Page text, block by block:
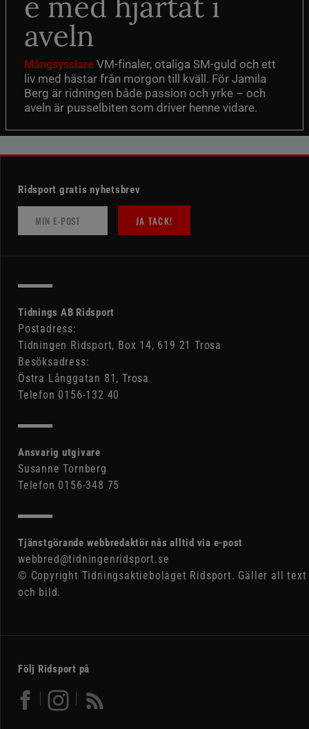
aveln
Mångsysslare VM-finaler, otaliga SM-guld och ett
liv med hästar från morgon till kväll. För Jamila
Berg är ridningen både passion och yrke – och
aveln är pusselbiten som driver henne vidare.
Ridsport gratis nyhetsbrev
JA TACK!
Tidnings AB Ridsport
Postadress:
Tidningen Ridsport, Box 14, 619 21 Trosa
Besöksadress:
Östra Långgatan 81, Trosa
Telefon 0156-132 40
Ansvarig utgivare
Susanne Tornberg
Telefon 0156-348 75
Tjänstgörande webbredaktör nås alltid via e-post
webbred@tidningenridsport.se
© Copyright Tidningsaktiebolaget Ridsport. Gäller all text
och bild.
Följ Ridsport på